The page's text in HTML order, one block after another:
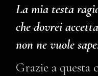
La mia testa
che dovrei
non ne vuole
Grazie a